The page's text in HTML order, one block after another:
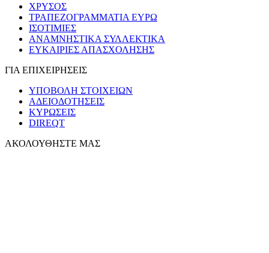
ΧΡΥΣΟΣ
ΤΡΑΠΕΖΟΓΡΑΜΜΑΤΙΑ ΕΥΡΩ
ΙΣΟΤΙΜΙΕΣ
ΑΝΑΜΝΗΣΤΙΚΑ ΣΥΛΛΕΚΤΙΚΑ
ΕΥΚΑΙΡΙΕΣ ΑΠΑΣΧΟΛΗΣΗΣ
ΓΙΑ ΕΠΙΧΕΙΡΗΣΕΙΣ
ΥΠΟΒΟΛΗ ΣΤΟΙΧΕΙΩΝ
ΑΔΕΙΟΔΟΤΗΣΕΙΣ
ΚΥΡΩΣΕΙΣ
DIREQT
ΑΚΟΛΟΥΘΗΣΤΕ ΜΑΣ